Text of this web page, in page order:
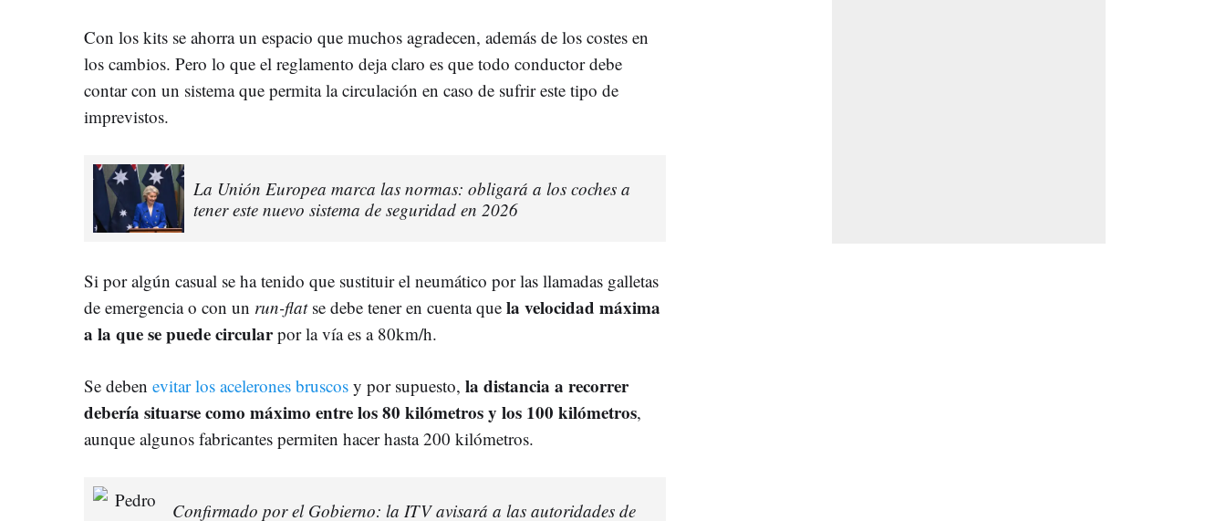
Con los kits se ahorra un espacio que muchos agradecen, además de los costes en
los cambios. Pero lo que el reglamento deja claro es que todo conductor debe
contar con un sistema que permita la circulación en caso de sufrir este tipo de
imprevistos.
La Unión Europea marca las normas: obligará a los coches a
tener este nuevo sistema de seguridad en 2026
Si por algún casual se ha tenido que sustituir el neumático por las llamadas galletas
de emergencia o con un run-flat se debe tener en cuenta que la velocidad máxima
a la que se puede circularpor la vía es a 80km/h.
Se deben evitar los acelerones bruscos y por supuesto, la distancia a recorrer
debería situarse como máximo entre los 80 kilómetros y los 100 kilómetros,
aunque algunos fabricantes permiten hacer hasta 200 kilómetros.
Confirmado por el Gobierno: la ITV avisará a las autoridades de